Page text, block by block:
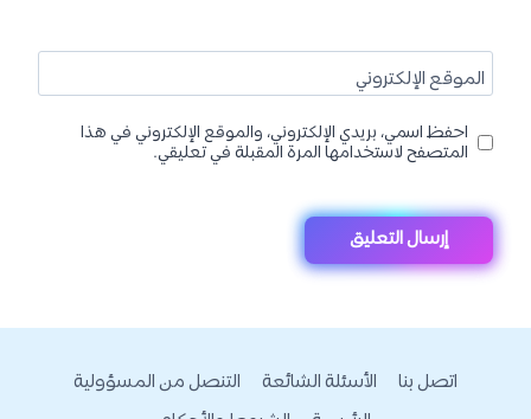
الموقع الإلكتروني
احفظ اسمي، بريدي الإلكتروني، والموقع الإلكتروني في هذا
المتصفح لاستخدامها المرة المقبلة في تعليقي.
اتصل بنا الأسئلة الشائعة
التنصل من المسؤولية